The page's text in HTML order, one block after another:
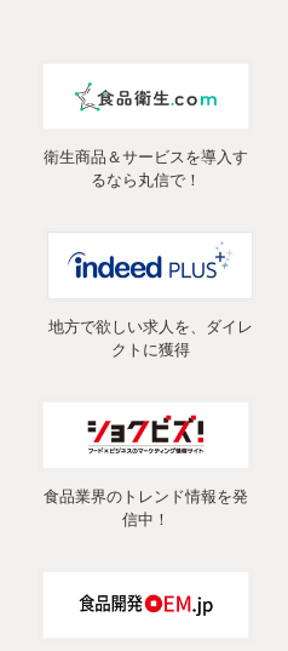
衛生商品＆サービスを導入す
るなら丸信で！
地方で欲しい求人を、ダイレ
クトに獲得
食品業界のトレンド情報を発
信中！